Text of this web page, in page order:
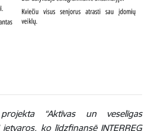
“Aktīvas un veselīgas
ko līdzfinansē INTERREG